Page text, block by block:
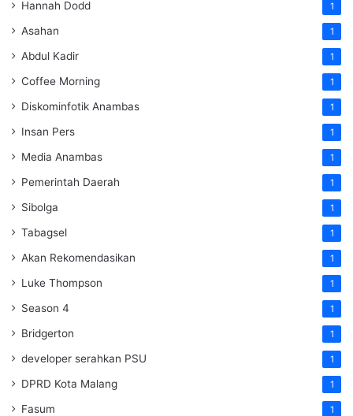
Hannah Dodd 1
Asahan 1
Abdul Kadir 1
Coffee Morning 1
Diskominfotik Anambas 1
Insan Pers 1
Media Anambas 1
Pemerintah Daerah 1
Sibolga 1
Tabagsel 1
Akan Rekomendasikan 1
Luke Thompson 1
Season 4 1
Bridgerton 1
developer serahkan PSU 1
DPRD Kota Malang 1
Fasum 1